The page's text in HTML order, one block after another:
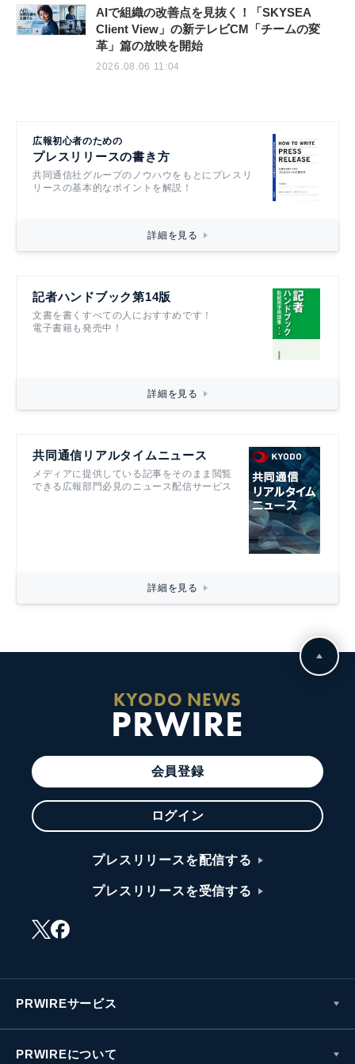
AIで組織の改善点を見抜く！「SKYSEA
Client View」の新テレビCM「チームの変
革」篇の放映を開始
2026.08.06 11:04
広報初心者のための
プレスリリースの書き方
共同通信社グループのノウハウをもとにプレスリ
リースの基本的なポイントを解説！
詳細を見る
記者ハンドブック第14版
文書を書くすべての人におすすめです！
電子書籍も発売中！
詳細を見る
共同通信リアルタイムニュース
メディアに提供している記事をそのまま閲覧
できる広報部門必見のニュース配信サービス
詳細を見る
KYODO NEWS
PRWIRE
会員登録
ログイン
プレスリリースを配信する
プレスリリースを受信する
PRWIREサービス
PRWIREについて